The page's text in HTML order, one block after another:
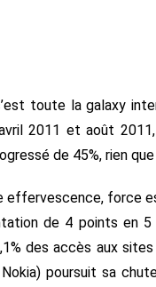
toute la galaxy
2011 et août
de 45%, rien que
effervescence, force
de 4 points en 5
des accès aux
Nokia) poursuit sa